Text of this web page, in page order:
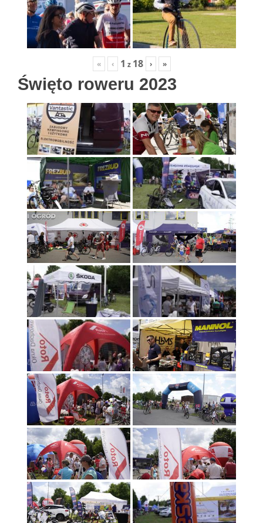
« ‹ 1 z 18 › »
Święto roweru 2023